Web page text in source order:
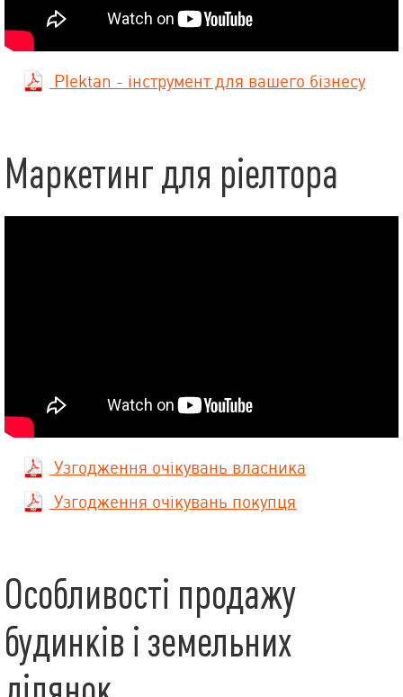
Plektan - інструмент для вашего бізнесу
Маркетинг для ріелтора
Узгодження очікувань власника
Узгодження очікувань покупця
Особливості продажу
будинків і земельних